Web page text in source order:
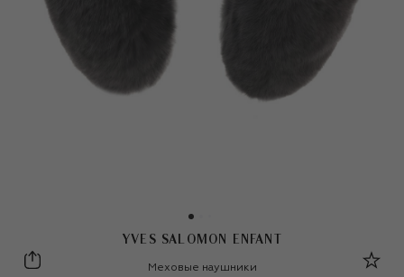
YVES SALOMON ENFANT
Yves Salomon Enfant
Меховые наушники